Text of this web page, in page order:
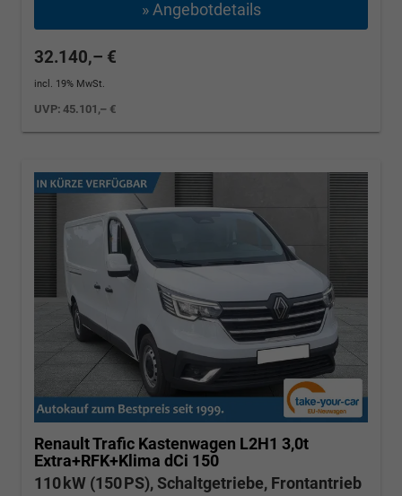
» Angebotdetails
32.140,– €
incl. 19% MwSt.
UVP:45.101,– €
Renault Trafic Kastenwagen L2H1 3,0t
Extra+RFK+Klima dCi 150
110 kW (150 PS), Schaltgetriebe, Frontantrieb